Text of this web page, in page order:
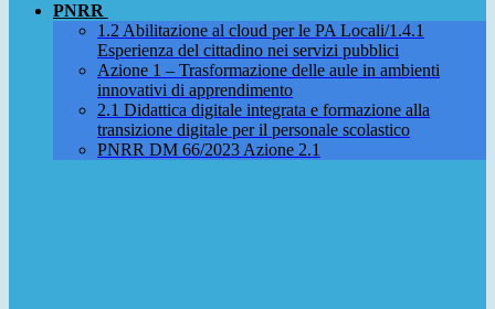
PNRR
1.2 Abilitazione al cloud per le PA Locali/1.4.1
Esperienza del cittadino nei servizi pubblici
Azione 1 – Trasformazione delle aule in ambienti
innovativi di apprendimento
2.1 Didattica digitale integrata e formazione alla
transizione digitale per il personale scolastico
PNRR DM 66/2023 Azione 2.1